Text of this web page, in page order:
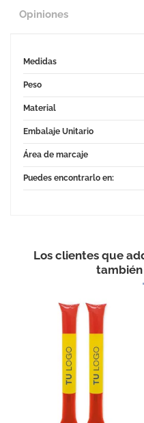
Opiniones
Medidas
Peso
Material
Embalaje Unitario
Área de marcaje
Puedes encontrarlo en:
Los clientes que